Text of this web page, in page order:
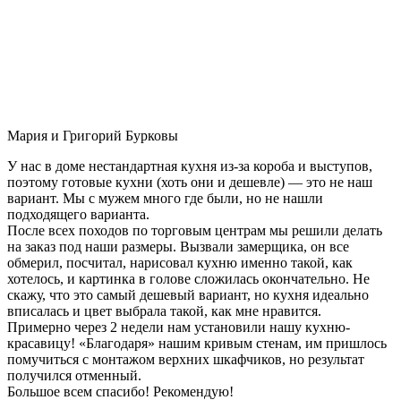
Мария и Григорий Бурковы
У нас в доме нестандартная кухня из-за короба и выступов,
поэтому готовые кухни (хоть они и дешевле) — это не наш
вариант. Мы с мужем много где были, но не нашли
подходящего варианта.
После всех походов по торговым центрам мы решили делать
на заказ под наши размеры. Вызвали замерщика, он все
обмерил, посчитал, нарисовал кухню именно такой, как
хотелось, и картинка в голове сложилась окончательно. Не
скажу, что это самый дешевый вариант, но кухня идеально
вписалась и цвет выбрала такой, как мне нравится.
Примерно через 2 недели нам установили нашу кухню-
красавицу! «Благодаря» нашим кривым стенам, им пришлось
помучиться с монтажом верхних шкафчиков, но результат
получился отменный.
Большое всем спасибо! Рекомендую!